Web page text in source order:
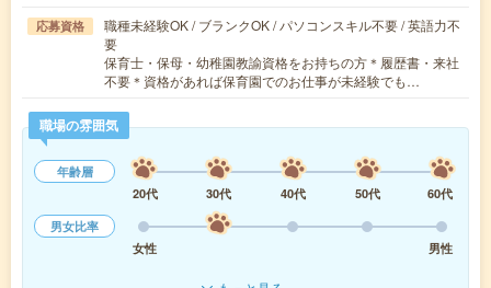
応募資格
職種未経験OK / ブランクOK / パソコンスキル不要 / 英語力不
要
保育士・保母・幼稚園教諭資格をお持ちの方＊履歴書・来社
不要＊資格があれば保育園でのお仕事が未経験でも…
職場の雰囲気
年齢層
20代
30代 40代 50代
60代
男女比率
女性
男性